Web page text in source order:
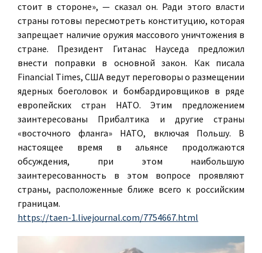
стоит в стороне», — сказал он. Ради этого власти
страны готовы пересмотреть конституцию, которая
запрещает наличие оружия массового уничтожения в
стране. Президент Гитанас Науседа предложил
внести поправки в основной закон. Как писала
Financial Times, США ведут переговоры о размещении
ядерных боеголовок и бомбардировщиков в ряде
европейских стран НАТО. Этим предложением
заинтересованы Прибалтика и другие страны
«восточного фланга» НАТО, включая Польшу. В
настоящее время в альянсе продолжаются
обсуждения, при этом наибольшую
заинтересованность в этом вопросе проявляют
страны, расположенные ближе всего к российским
границам.
https://taen-1.livejournal.com/7754667.html